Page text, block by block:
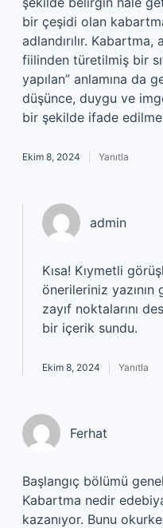
bir çeşidi olan
adlandırılır.
fiilinden türetilmiş bir
yapılan” anlamına da
düşünce, duygu ve
bir şekilde ifade
Ekim 8, 2024 Yanıtla
admin
Kısa! Kıymetli
önerileriniz yazının
zayıf noktalarını
bir içerik sundu.
Ekim 8, 2024 Yanıtla
Ferhat
Başlangıç bölümü
Kabartma nedir
kazanıyor. Bunu